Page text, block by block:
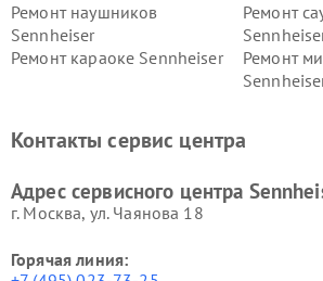
Ремонт наушников
Sennheiser
Ремонт
Ремонт караоке Sennheiser
Ремонт
Контакты сервис центра
Адрес сервисного центра
г. Москва, ул. Чаянова 18
Горячая линия: